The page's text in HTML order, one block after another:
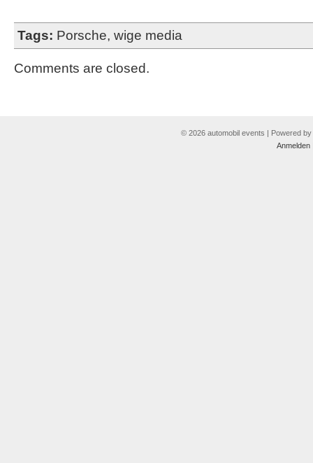
Tags: Porsche, wige media
Comments are closed.
© 2026 automobil events | Powered by
Anmelden|